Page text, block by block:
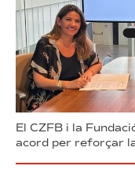
El CZFB i la
acord per reforçar